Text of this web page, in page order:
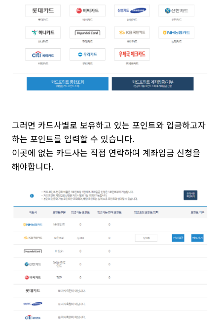
그러면 카드사별로 보유하고 있는 포인트와 입금하고자
하는 포인트를 입력할 수 있습니다.
이곳에 없는 카드사는 직접 연락하여 계좌입금 신청을
해야합니다.